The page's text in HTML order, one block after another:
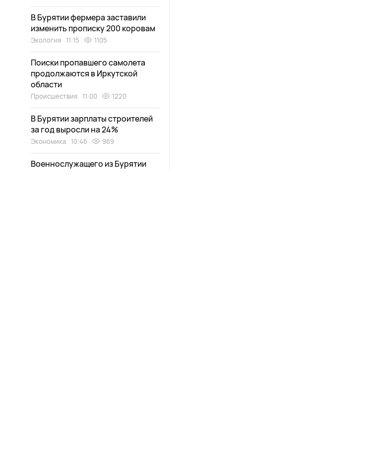
В Бурятии фермера заставили
изменить прописку 200 коровам
Экология 11:15 1105
Поиски пропавшего самолета
продолжаются в Иркутской
области
Происшествия 11:00 1220
В Бурятии зарплаты строителей
за год выросли на 24%
Экономика 10:46 969
Военнослужащего из Бурятии